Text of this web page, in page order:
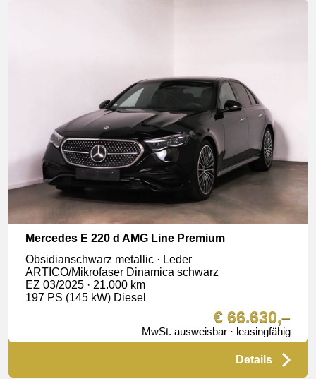
Mercedes E 220 d AMG Line Premium
Obsidianschwarz metallic · Leder
ARTICO/Mikrofaser Dinamica schwarz
EZ 03/2025 · 21.000 km
197 PS (145 kW) Diesel
€ 66.630,–
MwSt. ausweisbar · leasingfähig
Details